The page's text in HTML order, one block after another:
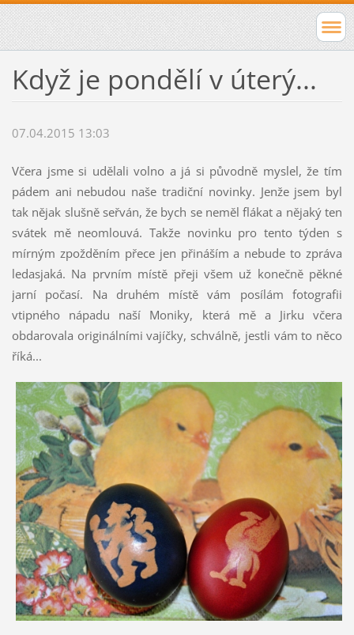
Když je pondělí v úterý...
07.04.2015 13:03
Včera jsme si udělali volno a já si původně myslel, že tím
pádem ani nebudou naše tradiční novinky. Jenže jsem byl
tak nějak slušně seřván, že bych se neměl flákat a nějaký ten
svátek mě neomlouvá. Takže novinku pro tento týden s
mírným zpožděním přece jen přináším a nebude to zpráva
ledasjaká. Na prvním místě přeji všem už konečně pěkné
jarní počasí. Na druhém místě vám posílám fotografii
vtipného nápadu naší Moniky, která mě a Jirku včera
obdarovala originálními vajíčky, schválně, jestli vám to něco
říká...